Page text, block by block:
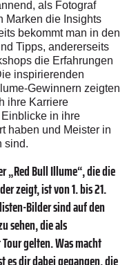
als Fotograf
Marken die Insights
bekommt man in den
Tipps, andererseits
die Erfahrungen
inspirierenden
Gewinnern zeigten
ihre Karriere
in ihre
haben und Meister in
sind.
„Red Bull Illume“, die die
zeigt, ist von 1. bis 21.
Bilder sind auf den
sehen, die als
gelten. Was macht